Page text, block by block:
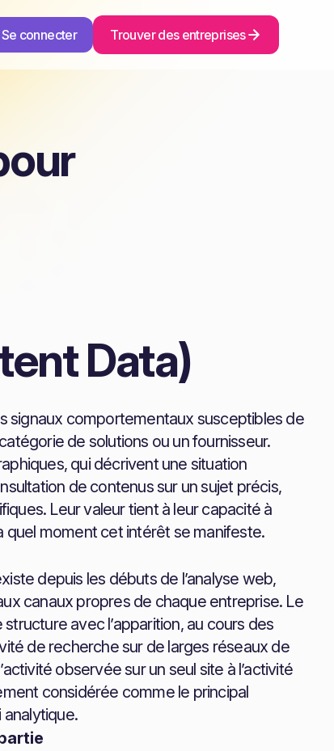
Se connecter Trouver des entreprises
Data)
signaux comportementaux susceptibles de
de solutions ou un fournisseur.
qui décrivent une situation
de contenus sur un sujet précis,
Leur valeur tient à leur capacité à
quel moment cet intérêt se manifeste.
depuis les débuts de l’analyse web,
canaux propres de chaque entreprise. Le
structure avec l’apparition, au cours des
de recherche sur de larges réseaux de
observée sur un seul site à l’activité
considérée comme le principal
analytique.